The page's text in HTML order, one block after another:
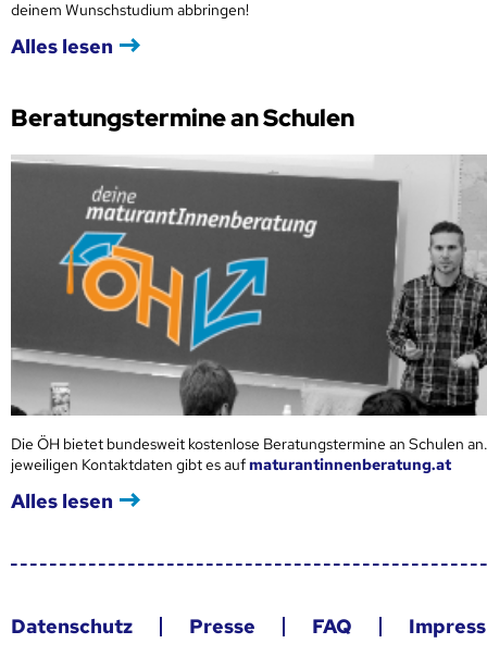
deinem Wunschstudium abbringen!
Alles lesen
Beratungstermine an Schulen
Die ÖH bietet bundesweit kostenlose Beratungstermine an Schulen
jeweiligen Kontaktdaten gibt es aufmaturantinnenberatung.at
Alles lesen
Datenschutz Presse FAQ